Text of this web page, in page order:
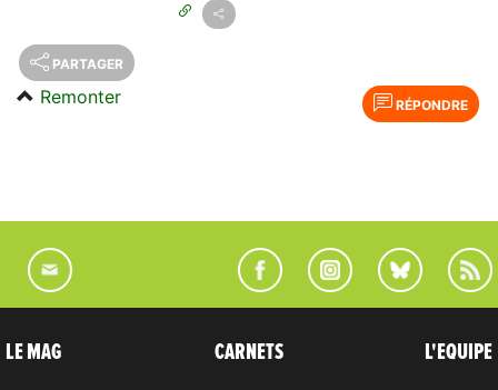
PARTAGER
RÉPONDRE
Remonter
LE MAG CARNETS L'EQUIPE